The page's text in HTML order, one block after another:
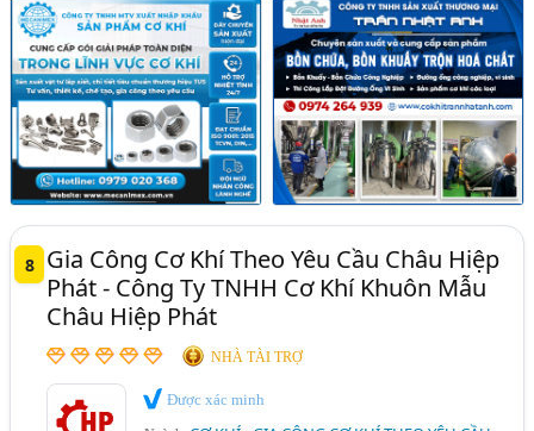
8
Gia Công Cơ Khí Theo Yêu Cầu Châu Hiệp
Phát - Công Ty TNHH Cơ Khí Khuôn Mẫu
Châu Hiệp Phát
NHÀ TÀI TRỢ
Được xác minh